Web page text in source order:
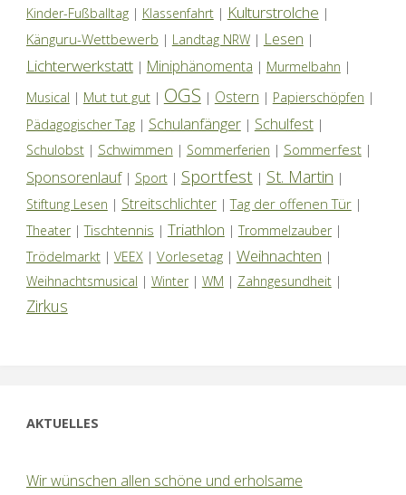
Kinder-Fußballtag| Klassenfahrt| Kulturstrolche |
Känguru-Wettbewerb | Landtag NRW| Lesen |
Lichterwerkstatt| Miniphänomenta | Murmelbahn |
Musical | Mut tut gut| OGS | Ostern | Papierschöpfen |
Pädagogischer Tag| Schulanfänger| Schulfest|
Schulobst| Schwimmen | Sommerferien | Sommerfest|
Sponsorenlauf| Sport| Sportfest | St. Martin |
Stiftung Lesen | Streitschlichter|Tag der offenen Tür|
Theater|Tischtennis | Triathlon | Trommelzauber|
Trödelmarkt| VEEX| Vorlesetag| Weihnachten |
Weihnachtsmusical | Winter| WM | Zahngesundheit|
Zirkus
AKTUELLES
Wir wünschen allen schöne und erholsame